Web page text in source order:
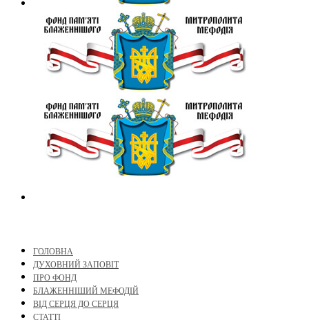
ГОЛОВНА
ДУХОВНИЙ ЗАПОВІТ
ПРО ФОНД
БЛАЖЕННІШИЙ МЕФОДІЙ
ВІД СЕРЦЯ ДО СЕРЦЯ
СТАТТІ